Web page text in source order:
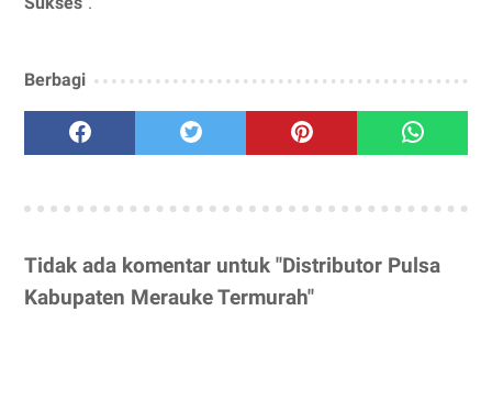
Berbagi
Tidak ada komentar untuk "Distributor Pulsa
Kabupaten Merauke Termurah"